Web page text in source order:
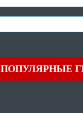
ПОПУЛЯРНЫЕ